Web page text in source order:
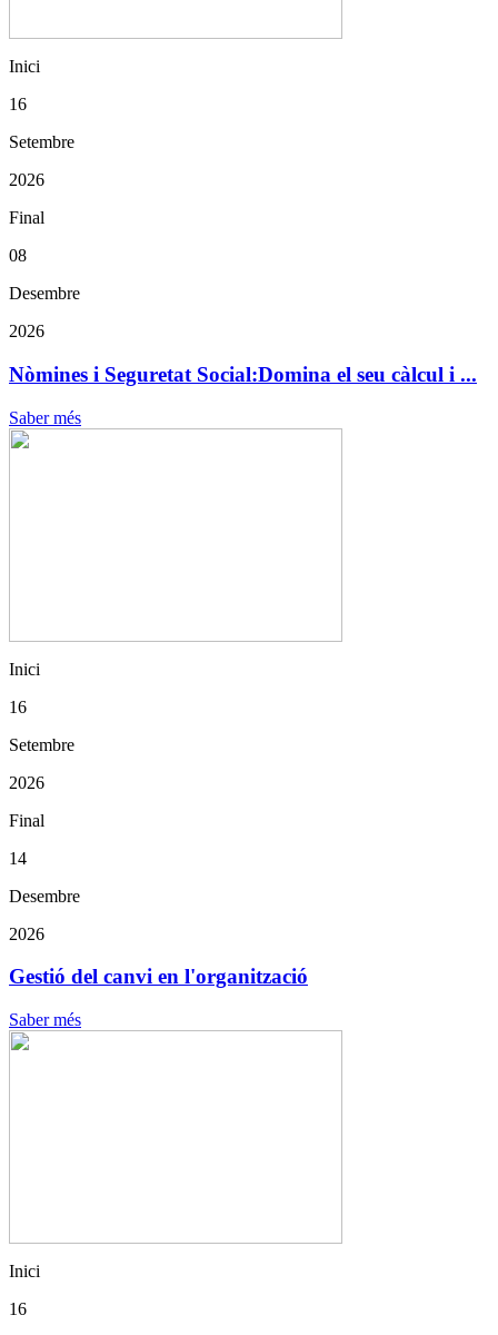
Inici
16
Setembre
2026
Final
08
Desembre
2026
Nòmines i Seguretat Social:Domina el seu càlcul i ...
Saber més
Inici
16
Setembre
2026
Final
14
Desembre
2026
Gestió del canvi en l'organització
Saber més
Inici
16